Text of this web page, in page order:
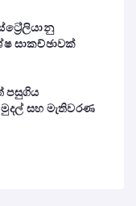
සාකච්ඡාවක්
පසුගිය
සහ මැතිවරණ